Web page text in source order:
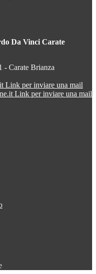
Da Vinci Carate
- Carate Brianza
Link per inviare una mail
Link per inviare una mail